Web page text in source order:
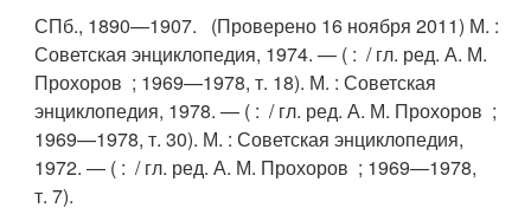
СПб., 1890—1907. (Проверено 16 ноября 2011) М. :
Советская энциклопедия, 1974. — ( : / гл. ред. А. М.
Прохоров ; 1969—1978, т. 18). М. : Советская
энциклопедия, 1978. — ( : / гл. ред. А. М. Прохоров ;
1969—1978, т. 30). М. : Советская энциклопедия,
1972. — ( : / гл. ред. А. М. Прохоров ; 1969—1978,
т. 7).